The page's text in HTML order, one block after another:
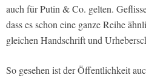
auch für Putin & Co. gelten.
dass es schon eine ganze Reihe
gleichen Handschrift und
So gesehen ist der Öffentlichkeit